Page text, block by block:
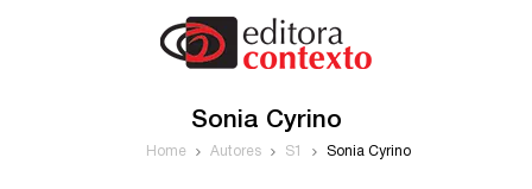
Sonia Cyrino
Home Autores S1 Sonia Cyrino